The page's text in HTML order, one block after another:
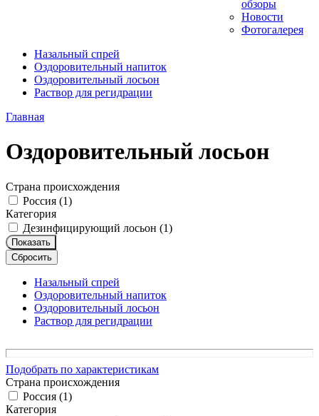
обзоры
Новости
Фотогалерея
Назальный спрей
Оздоровительный напиток
Оздоровительный лосьон
Раствор для регидрации
Главная
Оздоровительный лосьон
Страна происхождения
Россия (1)
Категория
Дезинфицирующий лосьон (1)
Показать
Сбросить
Назальный спрей
Оздоровительный напиток
Оздоровительный лосьон
Раствор для регидрации
Подобрать по характеристикам
Страна происхождения
Россия (1)
Категория